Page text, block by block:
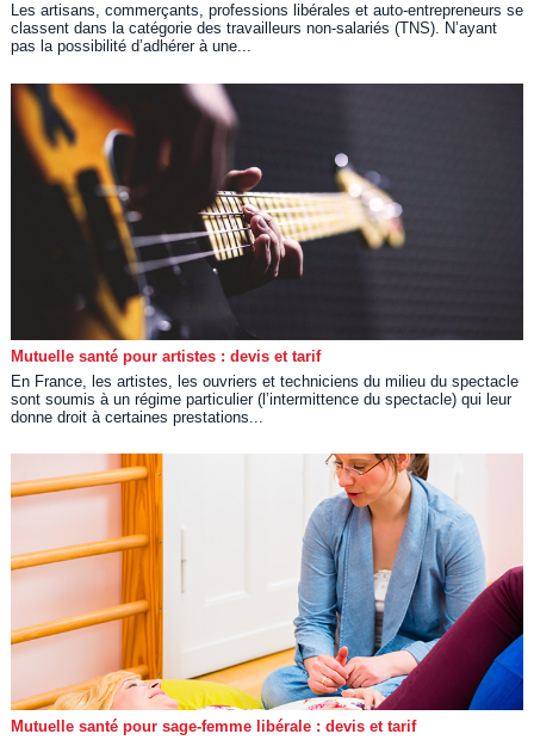
Les artisans, commerçants, professions libérales et auto-entrepreneurs se
classent dans la catégorie des travailleurs non-salariés (TNS). N’ayant
pas la possibilité d’adhérer à une...
Mutuelle santé pour artistes : devis et tarif
En France, les artistes, les ouvriers et techniciens du milieu du spectacle
sont soumis à un régime particulier (l’intermittence du spectacle) qui leur
donne droit à certaines prestations...
Mutuelle santé pour sage-femme libérale : devis et tarif